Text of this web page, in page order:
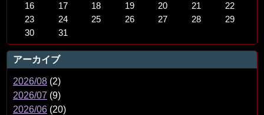
16
17 18 19 20 21
22
23
24 25 26 27 28
29
30
31
アーカイブ
2026/08 (2)
2026/07 (9)
2026/06 (20)